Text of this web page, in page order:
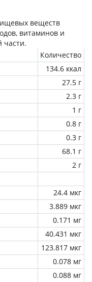
веществ
витаминов и
части.
Количество
134.6 ккал
27.5 г
2.3 г
1 г
0.8 г
0.3 г
68.1 г
2 г
24.4 мкг
3.889 мкг
0.171 мг
40.431 мкг
123.817 мкг
0.078 мг
0.088 мг